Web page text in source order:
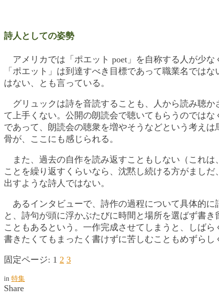
詩人としての姿勢
アメリカでは「ポエット poet」を自称する人が少
「ポエット」は到達すべき目標であって職業名では
はない、とも言っている。
グリュックは詩を音読することも、人から読み聴
て上手くない。公開の朗読会で聴いてもらうのでは
であって、朗読会の聴衆を増やそうなどという考え
骨が、ここにも感じられる。
また、過去の自作を読み返すこともしない（これ
ことを繰り返すくらいなら、沈黙し続ける方がまし
出すような詩人ではない。
あるインタビューで、詩作の過程について具体的
と、詩句が頭に浮かぶたびに時間と場所を選ばず書
こともあるという。一作完成させてしまうと、しば
書きたくてもまったく書けずに苦しむこともめずらし
固定ページ: 1 2 3
in 特集
Share